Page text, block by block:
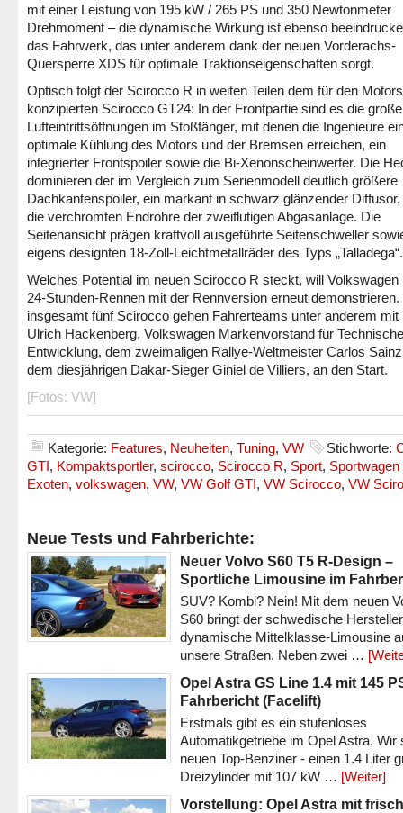
mit einer Leistung von 195 kW / 265 PS und 350 Newtonmeter
Drehmoment – die dynamische Wirkung ist ebenso
das Fahrwerk, das unter anderem dank der neuen Vorderachs-
Quersperre XDS für optimale Traktionseigenschaften sorgt.
Optisch folgt der Scirocco R in weiten Teilen dem für den
konzipierten Scirocco GT24: In der Frontpartie sind es die
Lufteintrittsöffnungen im Stoßfänger, mit denen die Ingenieure
optimale Kühlung des Motors und der Bremsen erreichen, ein
integrierter Frontspoiler sowie die Bi-Xenonscheinwerfer. Die
dominieren der im Vergleich zum Serienmodell deutlich größere
Dachkantenspoiler, ein markant in schwarz glänzender
die verchromten Endrohre der zweiflutigen Abgasanlage. Die
Seitenansicht prägen kraftvoll ausgeführte Seitenschweller
eigens designten 18-Zoll-Leichtmetallräder des Typs „Talladega“.
Welches Potential im neuen Scirocco R steckt, will Volkswagen
24-Stunden-Rennen mit der Rennversion erneut demonstrieren.
insgesamt fünf Scirocco gehen Fahrerteams unter anderem mit
Ulrich Hackenberg, Volkswagen Markenvorstand für Technische
Entwicklung, dem zweimaligen Rallye-Weltmeister Carlos
dem diesjährigen Dakar-Sieger Giniel de Villiers, an den Start.
[Fotos: VW]
Kategorie: Features, Neuheiten, Tuning, VW Stichworte:
GTI, Kompaktsportler, scirocco, Scirocco R, Sport, Sportwagen
Exoten, volkswagen, VW, VW Golf GTI, VW Scirocco, VW
Neue Tests und Fahrberichte:
Neuer Volvo S60 T5 R-Design –
Sportliche Limousine im
SUV? Kombi? Nein! Mit dem neuen
S60 bringt der schwedische
dynamische Mittelklasse-Limousine
unsere Straßen. Neben zwei …
Opel Astra GS Line 1.4 mit 145
Fahrbericht (Facelift)
Erstmals gibt es ein stufenloses
Automatikgetriebe im Opel Astra. Wir
neuen Top-Benziner - einen 1.4 Liter
Dreizylinder mit 107 kW … [Weiter]
Vorstellung: Opel Astra mit